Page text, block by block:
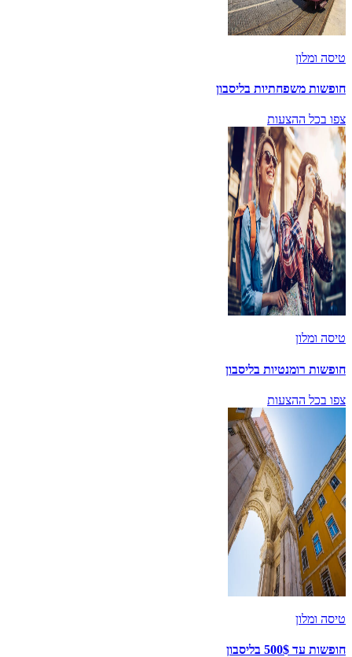
טיסה ומלון
חופשות משפחתיות בליסבון
צפו בכל ההצעות
טיסה ומלון
חופשות רומנטיות בליסבון
צפו בכל ההצעות
טיסה ומלון
חופשות עד 500$ בליסבון